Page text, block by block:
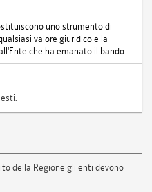
uno strumento di
valore giuridico e la
che ha emanato il bando.
della Regione gli enti devono